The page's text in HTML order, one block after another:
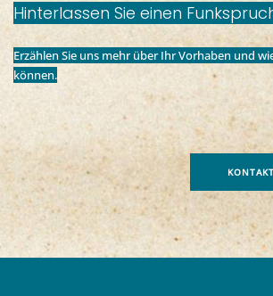
Hinterlassen Sie einen
Erzählen Sie uns mehr über Ihr Vorhaben und
können.